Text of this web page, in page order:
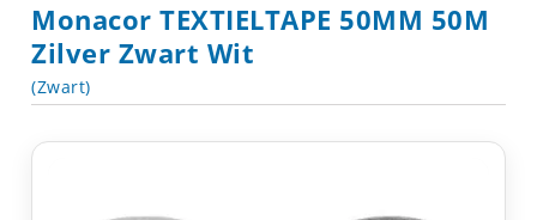
Monacor TEXTIELTAPE 50MM 50M
Zilver Zwart Wit
(Zwart)